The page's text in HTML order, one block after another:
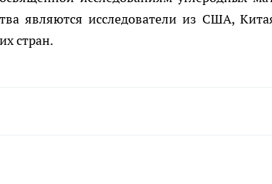
являются исследователи из США,
стран.